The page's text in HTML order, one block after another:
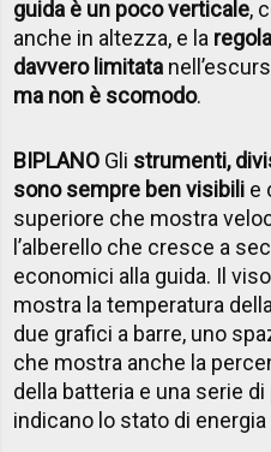
guida è un poco verticale,
anche in altezza, e la
davvero limitata
ma non è scomodo.
BIPLANO Gli strumenti,
sono sempre ben visibili e
superiore che mostra
l’alberello che cresce a
economici alla guida. Il
mostra la temperatura
due grafici a barre, uno
che mostra anche la
della batteria e una serie
indicano lo stato di